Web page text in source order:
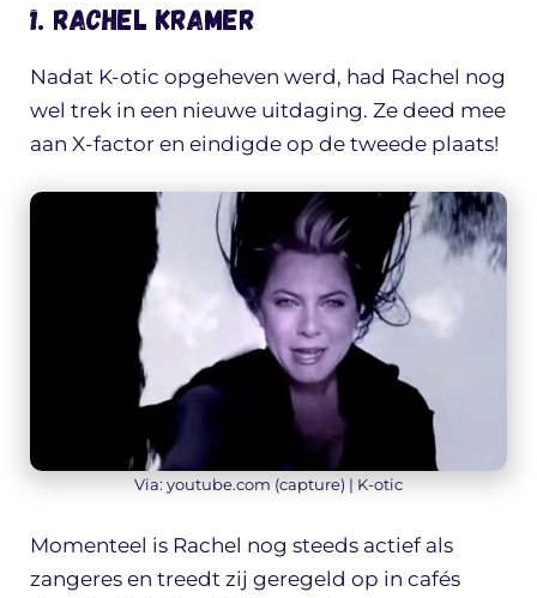
1. Rachel Kramer
Nadat K-otic opgeheven werd, had Rachel nog
wel trek in een nieuwe uitdaging. Ze deed mee
aan X-factor en eindigde op de tweede plaats!
Via: youtube.com (capture) | K-otic
Momenteel is Rachel nog steeds actief als
zangeres en treedt zij geregeld op in cafés